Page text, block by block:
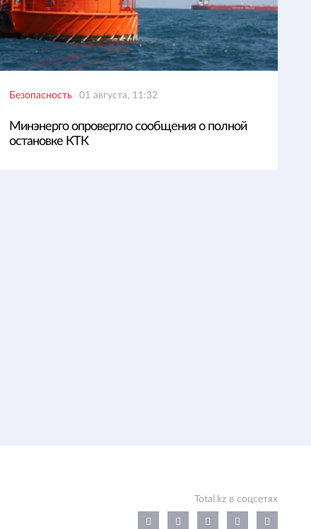
Безопасность 01 августа, 11:32
Минэнерго опровергло сообщения о полной
остановке КТК
Total.kz в соцсетях